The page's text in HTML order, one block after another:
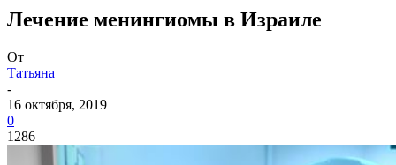
Лечение менингиомы в Израиле
От
Татьяна
-
16 октября, 2019
0
1286